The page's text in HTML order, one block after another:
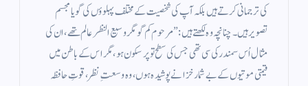
کی ترجمانی کرتے ہیں بلکہ آپ کی شخصیت کے مختلف پہلوؤں کی گویا مجسم
تصویر ہیں۔ چنانچہ وہ لکھتے ہیں:”مرحوم کم گو مگر وسیع النظر عالم تھے، ان کی
مثال اُس سمندر کی سی تھی جس کی سطح تو پرسکون ہو، مگر اس کے باطن میں
قیمتی موتیوں کے بے شمار خزانے پوشیدہ ہوں، وہ وسعتِ نظر، قوتِ حافظہ